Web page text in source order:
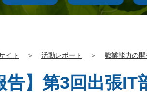
イト ＞ 活動レポート ＞ 職業能力の
告】第3回出張